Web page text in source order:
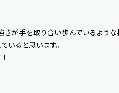
が手を取り合い歩んでいるような
いると思います。